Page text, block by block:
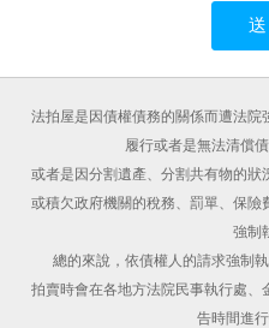
法拍屋是因債權債務的關係而遭法
履行或者是無法清償
或者是因分割遺產、分割共有物的
或積欠政府機關的稅務、罰單、保
強制
總的來說，依債權人的請求強制
拍賣時會在各地方法院民事執行處
告時間進行